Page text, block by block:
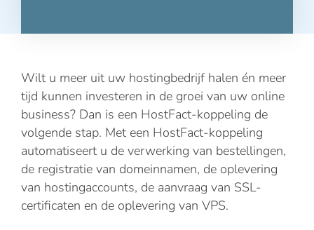
Wilt u meer uit uw hostingbedrijf halen én meer
tijd kunnen investeren in de groei van uw online
business? Dan is een HostFact-koppeling de
volgende stap. Met een HostFact-koppeling
automatiseert u de verwerking van bestellingen,
de registratie van domeinnamen, de oplevering
van hostingaccounts, de aanvraag van SSL-
certificaten en de oplevering van VPS.